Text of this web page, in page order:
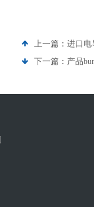
上一篇： 进口电
下一篇： 产品